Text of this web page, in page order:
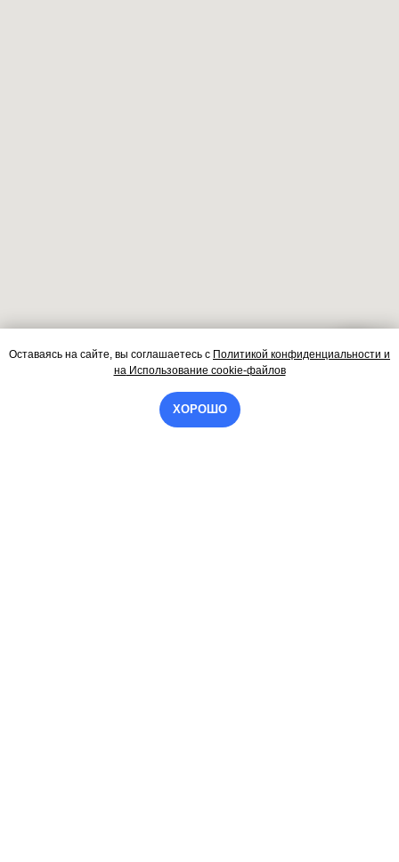
Оставаясь на сайте, вы соглашаетесь с Политикой конфиденциальности и
наИспользование cookie-файлов
ХОРОШО
Контакты